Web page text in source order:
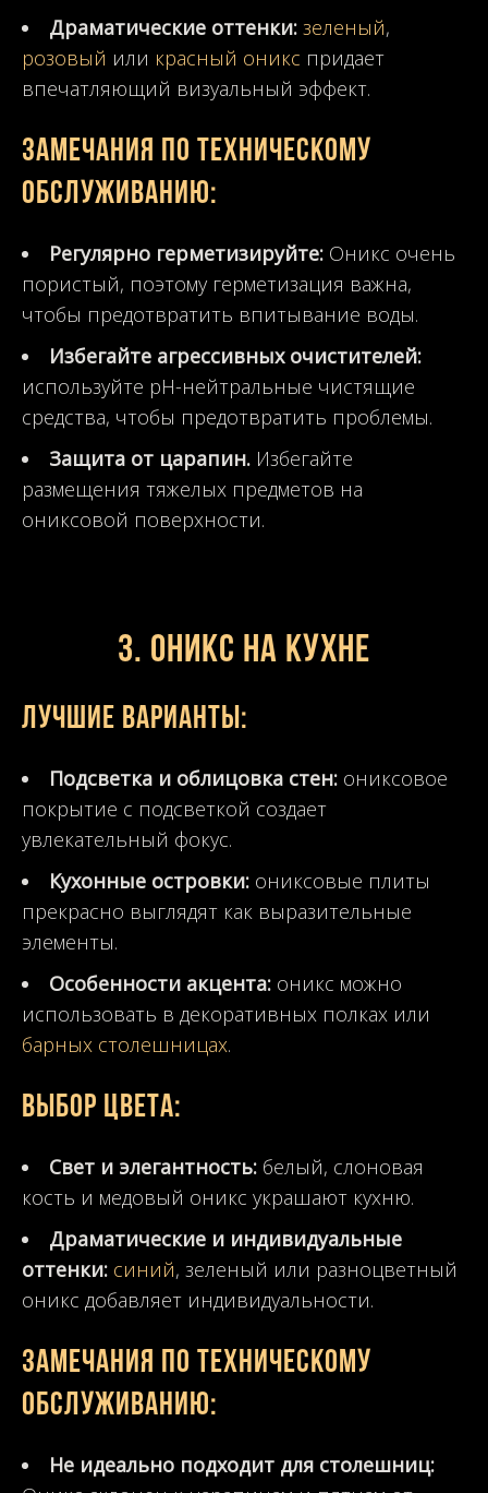
Драматические оттенки: зеленый,
розовый или красный оникс придает
впечатляющий визуальный эффект.
Замечания по техническому
обслуживанию:
Регулярно герметизируйте: Оникс очень
пористый, поэтому герметизация важна,
чтобы предотвратить впитывание воды.
Избегайте агрессивных очистителей:
используйте pH-нейтральные чистящие
средства, чтобы предотвратить проблемы.
Защита от царапин. Избегайте
размещения тяжелых предметов на
ониксовой поверхности.
3. Оникс на кухне
Лучшие варианты:
Подсветка и облицовка стен: ониксовое
покрытие с подсветкой создает
увлекательный фокус.
Кухонные островки: ониксовые плиты
прекрасно выглядят как выразительные
элементы.
Особенности акцента: оникс можно
использовать в декоративных полках или
барных столешницах.
Выбор цвета:
Свет и элегантность: белый, слоновая
кость и медовый оникс украшают кухню.
Драматические и индивидуальные
оттенки: синий, зеленый или разноцветный
оникс добавляет индивидуальности.
Замечания по техническому
обслуживанию:
Не идеально подходит для столешниц: